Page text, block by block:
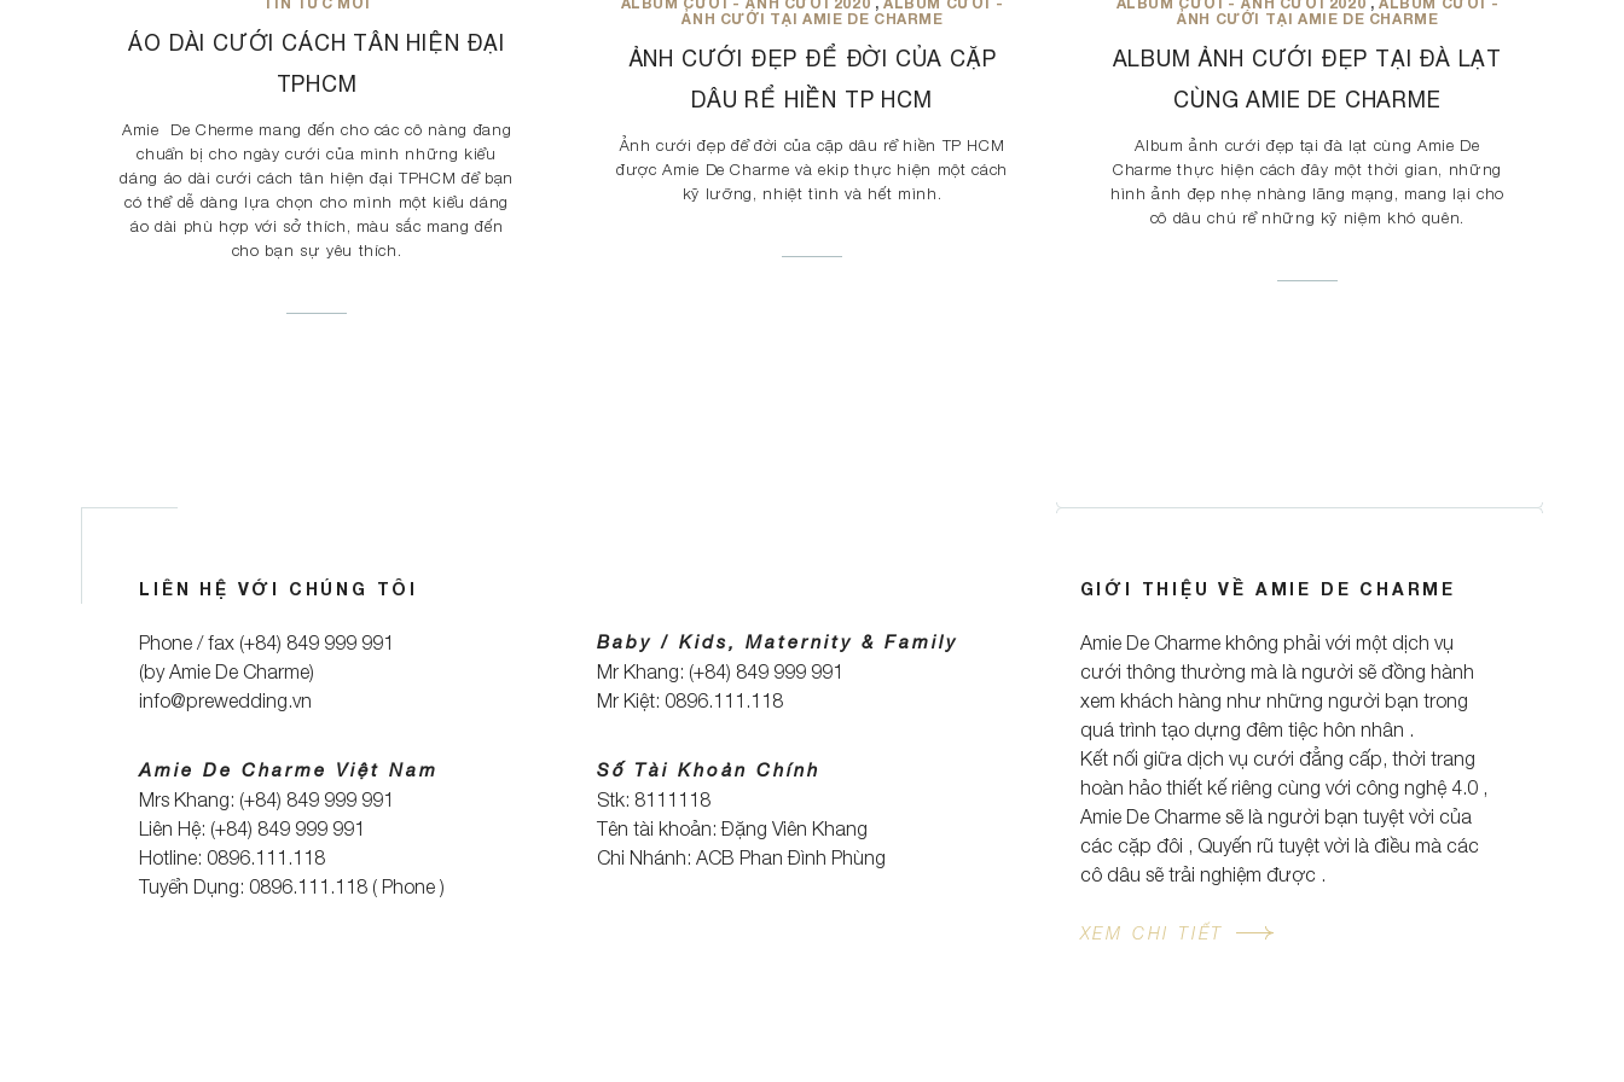
ÁO DÀI CƯỚI CÁCH TÂN HIỆN ĐẠI
TPHCM
Amie De Cherme mang đến cho các cô nàng đang
chuẩn bị cho ngày cưới của mình những kiểu
dáng áo dài cưới cách tân hiện đại TPHCM để bạn
có thể dễ dàng lựa chọn cho mình một kiểu dáng
áo dài phù hợp với sở thích, màu sắc mang đến
cho bạn sự yêu thích.
ẢNH CƯỚI TẠI AMIE DE CHARME
ẢNH CƯỚI ĐẸP ĐỂ ĐỜI CỦA CẶP
DÂU RỂ HIỀN TP HCM
Ảnh cưới đẹp để đời của cặp dâu rể hiền TP HCM
được Amie De Charme và ekip thực hiện một cách
kỹ lưỡng, nhiệt tình và hết mình.
ẢNH CƯỚI TẠI AMIE DE CHARME
ALBUM ẢNH CƯỚI ĐẸP TẠI ĐÀ LẠT
CÙNG AMIE DE CHARME
Album ảnh cưới đẹp tại đà lạt cùng Amie De
Charme thực hiện cách đây một thời gian, những
hình ảnh đẹp nhẹ nhàng lãng mạng, mang lại cho
cô dâu chú rể những kỹ niệm khó quên.
LIÊN HỆ VỚI CHÚNG TÔI
Phone / fax (+84) 849 999 991
(by Amie De Charme)
info@prewedding.vn
Baby / Kids, Maternity & Family
Mr Khang: (+84) 849 999 991
Mr Kiệt: 0896.111.118
Amie De Charme Việt Nam
Mrs Khang: (+84) 849 999 991
Liên Hệ: (+84) 849 999 991
Hotline: 0896.111.118
Tuyển Dụng: 0896.111.118 ( Phone )
Số Tài Khoản Chính
Stk: 8111118
Tên tài khoản: Đặng Viên Khang
Chi Nhánh: ACB Phan Đình Phùng
GIỚI THIỆU VỀ AMIE DE CHARME
Amie De Charme không phải với một dịch vụ
cưới thông thường mà là người sẽ đồng hành
xem khách hàng như những người bạn trong
quá trình tạo dựng đêm tiệc hôn nhân .
Kết nối giữa dịch vụ cưới đẳng cấp, thời trang
hoàn hảo thiết kế riêng cùng với công nghệ 4.0 ,
Amie De Charme sẽ là người bạn tuyệt vời của
các cặp đôi , Quyến rũ tuyệt vời là điều mà các
cô dâu sẽ trải nghiệm được .
XEM CHI TIẾT